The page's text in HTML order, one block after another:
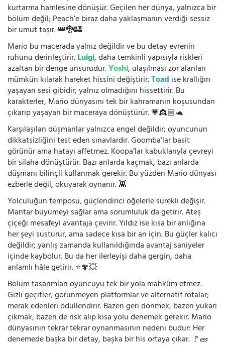
kurtarma hamlesine dönüşür. Geçilen her dünya, yalnızca bir
bölüm değil; Peach’e biraz daha yaklaşmanın verdiği sessiz
bir umut taşır. 👑🐉🏰
Mario bu macerada yalnız değildir ve bu detay evrenin
ruhunu derinleştirir.Luigi, daha temkinli yapısıyla riskleri
azaltan bir denge unsurudur.Yoshi, ulaşılması zor alanları
mümkün kılarak hareket hissini değiştirir.Toad ise krallığın
yaşayan sesi gibidir; yalnız olmadığını hissettirir. Bu
karakterler, Mario dünyasını tek bir kahramanın koşusundan
çıkarıp yaşayan bir maceraya dönüştürür. 💗👸🏼🐢
Karşılaşılan düşmanlar yalnızca engel değildir; oyuncunun
dikkatsizliğini test eden sınavlardır. Goomba’lar basit
görünür ama hatayı affetmez. Koopa’lar kabuklarıyla çevreyi
bir silaha dönüştürür. Bazı anlarda kaçmak, bazı anlarda
düşmanı bilinçli kullanmak gerekir. Bu yüzden Mario dünyası
ezberle değil, okuyarak oynanır. 👾
Yolculuğun temposu, güçlendirici öğelerle sürekli değişir.
Mantar büyümeyi sağlar ama sorumluluk da getirir. Ateş
çiçeği mesafeyi avantaja çevirir. Yıldız ise kısa bir anlığına
her şeyi susturur, ama sadece kısa bir an için. Bu güçler kalıcı
değildir; yanlış zamanda kullanıldığında avantaj saniyeler
içinde kaybolur. Bu da her ilerleyişi daha gergin, daha
anlamlı hâle getirir. ⭐🍄💥
Bölüm tasarımları oyuncuyu tek bir yola mahkûm etmez.
Gizli geçitler, görünmeyen platformlar ve alternatif rotalar;
merak edenleri ödüllendirir. Bazen geri dönmek, bazen yukarı
çıkmak, bazen de risk alıp kısa yolu denemek gerekir. Mario
dünyasının tekrar tekrar oynanmasının nedeni budur: Her
denemede başka bir detay, başka bir his ortaya çıkar. 🚩🧱